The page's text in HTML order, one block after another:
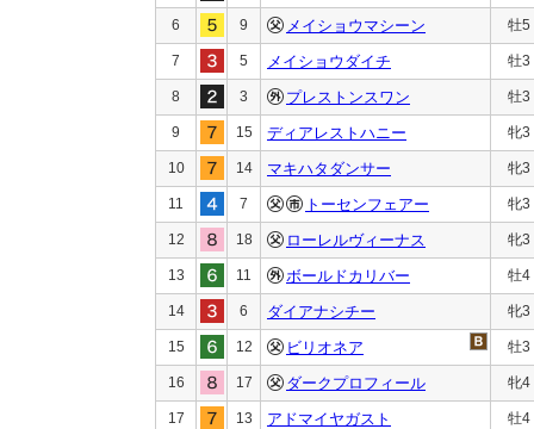
6 9 メイショウマシーン 牡5
7 5 メイショウダイチ 牡3
8 3 プレストンスワン 牡3
9 15 ディアレストハニー 牝3
10 14 マキハタダンサー 牝3
11 7 トーセンフェアー 牝3
12 18 ローレルヴィーナス 牝3
13 11 ボールドカリバー 牡4
14 6 ダイアナシチー 牝3
15 12 ビリオネア 牡3
16 17 ダークプロフィール 牝4
17 13 アドマイヤガスト 牡4